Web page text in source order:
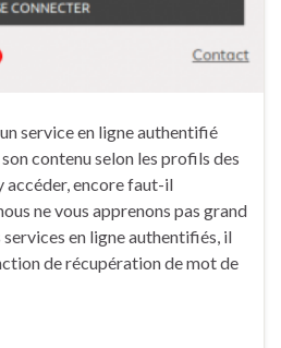
service en ligne authentifié
contenu selon les profils des
accéder, encore faut-il
ne vous apprenons pas grand
en ligne authentifiés, il
de récupération de mot de